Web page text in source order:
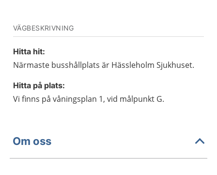
VÄGBESKRIVNING
Hitta hit:
Närmaste busshållplats är Hässleholm Sjukhuset.
Hitta på plats:
Vi finns på våningsplan 1, vid målpunkt G.
Om oss